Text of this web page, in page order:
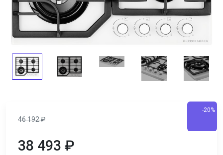
46 192₽
-20%
38 493 ₽